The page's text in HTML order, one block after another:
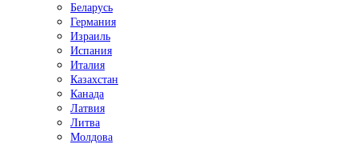
Беларусь
Германия
Израиль
Испания
Италия
Казахстан
Канада
Латвия
Литва
Молдова